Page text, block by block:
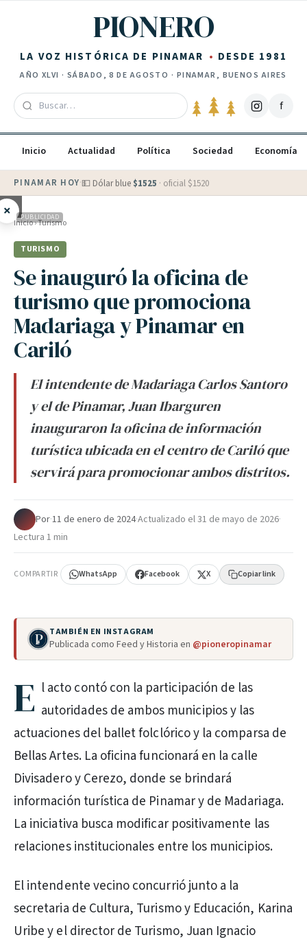
PIONERO
LA VOZ HISTÓRICA DE PINAMAR DESDE 1981
AÑO XLVI · SÁBADO, 8 DE AGOSTO · PINAMAR, BUENOS AIRES
f
Inicio Actualidad Política Sociedad Economía
PINAMAR HOY·💵 Dólar blue $1525 · oficial $1520
× PUBLICIDAD
Inicio›Turismo
TURISMO
Se inauguró la oficina de
turismo que promociona
Madariaga y Pinamar en
Cariló
El intendente de Madariaga Carlos Santoro
y el de Pinamar, Juan Ibarguren
inauguraron la oficina de información
turística ubicada en el centro de Cariló que
servirá para promocionar ambos distritos.
Por·11 de enero de 2024·Actualizado el31 de mayo de 2026·
Lectura 1 min
COMPARTIR WhatsApp Facebook X Copiar link
TAMBIÉN EN INSTAGRAM
Publicada como Feed y Historia en @pioneropinamar
E l acto contó con la participación de las
autoridades de ambos municipios y las
actuaciones del ballet folclórico y la comparsa de
Bellas Artes. La oficina funcionará en la calle
Divisadero y Cerezo, donde se brindará
información turística de Pinamar y de Madariaga.
La iniciativa busca modificar positivamente las
relaciones institucionales entre los municipios.
El intendente vecino concurrió junto a la
secretaria de Cultura, Turismo y Educación, Karina
Uribe y el director de Turismo, Juan Ignacio